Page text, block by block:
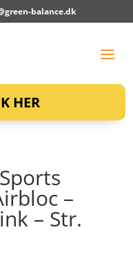
balance.dk
HER
–
– Str.